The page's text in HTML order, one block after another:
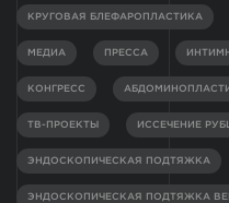
КРУГОВАЯ БЛЕФАРОПЛАСТИКА
МЕДИА ПРЕССА
КОНГРЕСС
ТВ-ПРОЕКТЫ ИССЕЧЕНИЕ
ЭНДОСКОПИЧЕСКАЯ ПОДТЯЖКА
ЭНДОСКОПИЧЕСКАЯ ПОДТЯЖКА